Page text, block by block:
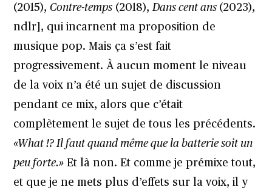
(2015),Contre-temps (2018),Dans cent ans (2023),
ndlr], qui incarnent ma proposition de
musique pop. Mais ça s’est fait
progressivement. À aucun moment le niveau
de la voix n’a été un sujet de discussion
pendant ce mix, alors que c’était
complètement le sujet de tous les précédents.
«What !? Il faut quand même que la batterie soit un
peu forte.» Et là non. Et comme je prémixe tout,
et que je ne mets plus d’effets sur la voix, il y